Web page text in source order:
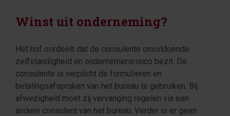
Winst uit onderneming?
Het hof oordeelt dat de consulente onvoldoende
zelfstandigheid en ondernemersrisico bezit. De
consulente is verplicht de formulieren en
betalingsafspraken van het bureau te gebruiken. Bij
afwezigheid moet zij vervanging regelen via een
andere consulent van het bureau. Verder is er geen